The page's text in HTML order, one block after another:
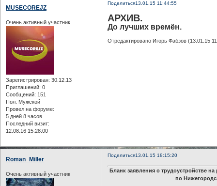
Поделиться13.01.15 11:44:55
MUSECOREJZ
Очень активный участник
Зарегистрирован: 30.12.13
Приглашений: 0
Сообщений: 151
Пол: Мужской
Провел на форуме:
5 дней 8 часов
Последний визит:
12.08.16 15:28:00
АРХИВ.
До лучших времён.
Отредактировано Игорь Фабзов (13.01.15
Поделиться13.01.15 18:15:20
Roman_Miller
Очень активный участник
Бланк заявления о трудоустройстве
по